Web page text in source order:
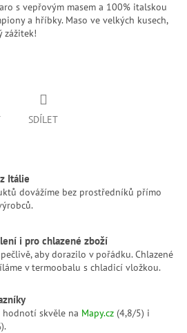
s vepřovým masem a 100% italskou
a hříbky. Maso ve velkých kusech,
zážitek!
SDÍLET
Itálie
dovážíme bez prostředníků přímo
i pro chlazené zboží
aby dorazilo v pořádku. Chlazené
v termoobalu s chladicí vložkou.
hodnotí skvěle na Mapy.cz (4,8/5) i